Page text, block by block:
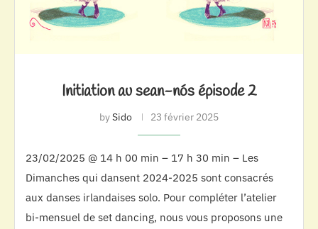
Initiation au sean-nós épisode 2
bySido 23 février 2025
23/02/2025 @ 14 h 00 min – 17 h 30 min – Les
Dimanches qui dansent 2024-2025 sont consacrés
aux danses irlandaises solo. Pour compléter l’atelier
bi-mensuel de set dancing, nous vous proposons une